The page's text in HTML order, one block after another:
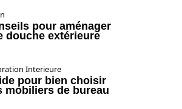
pour aménager
douche extérieure
Interieure
pour bien choisir
mobiliers de bureau